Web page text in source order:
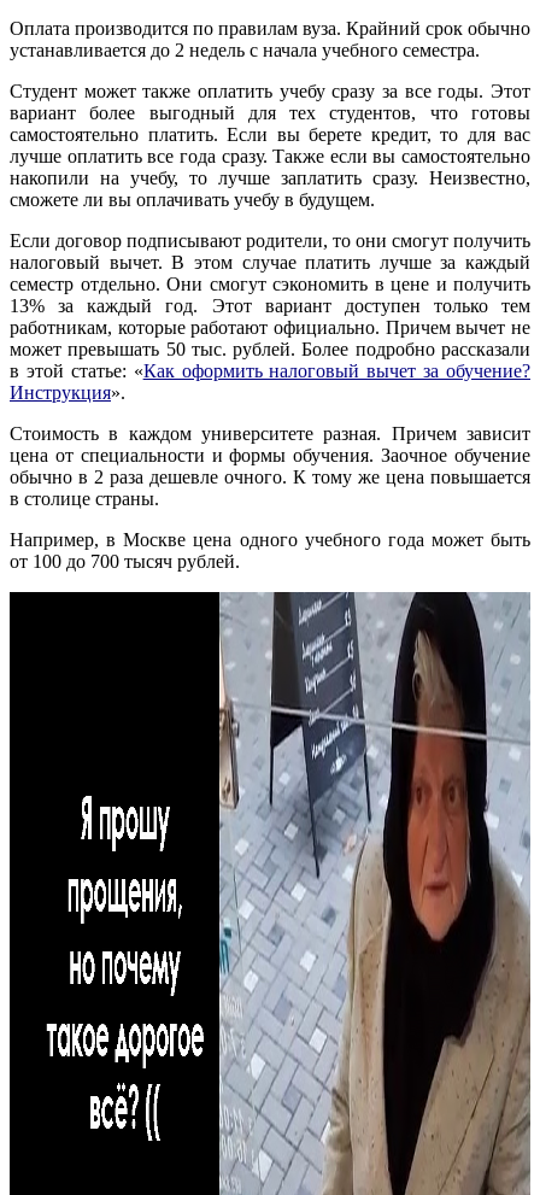
Оплата производится по правилам вуза. Крайний срок обычно
устанавливается до 2 недель с начала учебного семестра.
Студент может также оплатить учебу сразу за все годы. Этот
вариант более выгодный для тех студентов, что готовы
самостоятельно платить. Если вы берете кредит, то для вас
лучше оплатить все года сразу. Также если вы самостоятельно
накопили на учебу, то лучше заплатить сразу. Неизвестно,
сможете ли вы оплачивать учебу в будущем.
Если договор подписывают родители, то они смогут получить
налоговый вычет. В этом случае платить лучше за каждый
семестр отдельно. Они смогут сэкономить в цене и получить
13% за каждый год. Этот вариант доступен только тем
работникам, которые работают официально. Причем вычет не
может превышать 50 тыс. рублей. Более подробно рассказали
в этой статье: «Как оформить налоговый вычет за обучение?
Инструкция».
Стоимость в каждом университете разная. Причем зависит
цена от специальности и формы обучения. Заочное обучение
обычно в 2 раза дешевле очного. К тому же цена повышается
в столице страны.
Например, в Москве цена одного учебного года может быть
от 100 до 700 тысяч рублей.